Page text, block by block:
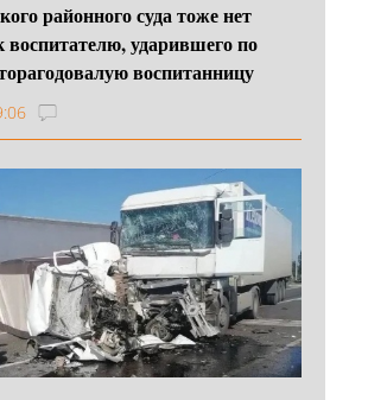
районного суда тоже нет
воспитателю, ударившего по
воспитанницу